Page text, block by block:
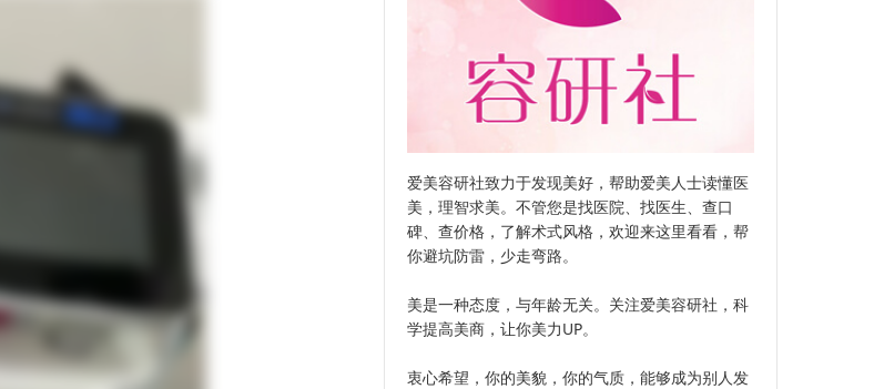
爱美容研社致力于发现美好，帮助爱美人士读懂医
美，理智求美。不管您是找医院、找医生、查口
碑、查价格，了解术式风格，欢迎来这里看看，帮
你避坑防雷，少走弯路。
美是一种态度，与年龄无关。关注爱美容研社，科
学提高美商，让你美力UP。
衷心希望，你的美貌，你的气质，能够成为别人发